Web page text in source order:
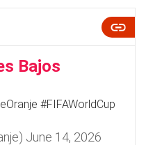
Bajos
#FIFAWorldCup
June 14, 2026